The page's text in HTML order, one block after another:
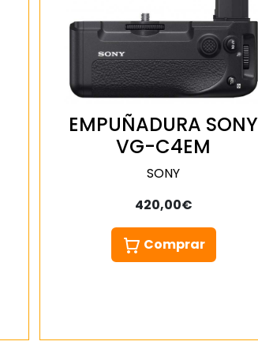
EMPUÑADURA SONY
VG-C4EM
SONY
420,00€
Comprar